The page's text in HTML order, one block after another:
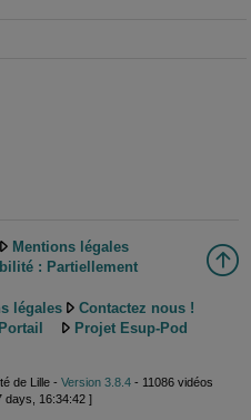
Mentions légales
: Partiellement
légales
Contactez nous !
Projet Esup-Pod
de Lille - Version 3.8.4- 11086 vidéos
days, 16:34:42 ]